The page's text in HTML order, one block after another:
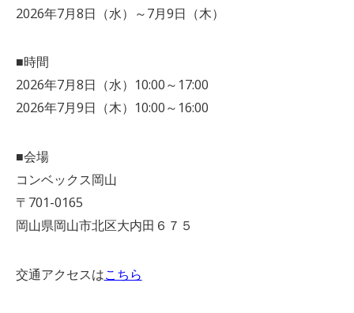
2026年7月8日（水）～7月9日（木）
■時間
2026年7月8日（水）10:00～17:00
2026年7月9日（木）10:00～16:00
■会場
コンベックス岡山
〒701-0165
岡山県岡山市北区大内田６７５
交通アクセスはこちら